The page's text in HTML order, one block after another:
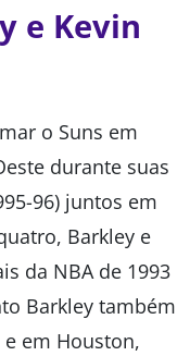
e Kevin
o Suns em
durante suas
96) juntos em
Barkley e
da NBA de 1993
Barkley também
em Houston,